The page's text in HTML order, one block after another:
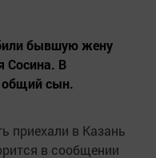
бывшую жену
Сосина. В
общий сын.
приехали в Казань
в сообщении